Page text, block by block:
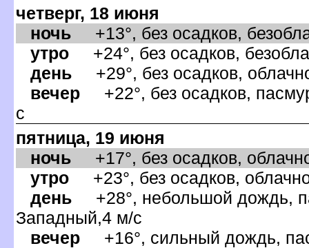
четверг, 18 июня
ночь +13°, без осадков,
утро +24°, без осадков,
день +29°, без осадков,
ечер +22°, без осадков,
с
пятница, 19 июня
ночь +17°, без осадков,
утро +23°, без осадков,
день +28°, небольшой дождь,
Западный,4 м/с
ечер +16°, сильный дождь,